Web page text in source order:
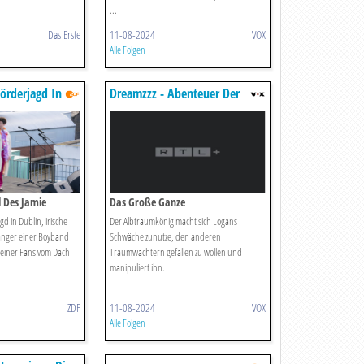
Das Erste
...
11-08-2024 VOX
Alle Folgen
In
Jamie
in Dublin, irische
einer Boyband
Fans vom Dach
ZDF
Dreamzzz - Abenteuer Der
Traumwelten
Das Große Ganze
Der Albtraumkönig macht sich Logans
Schwäche zunutze, den anderen
Traumwächtern gefallen zu wollen und
manipuliert ihn.
11-08-2024 VOX
Alle Folgen